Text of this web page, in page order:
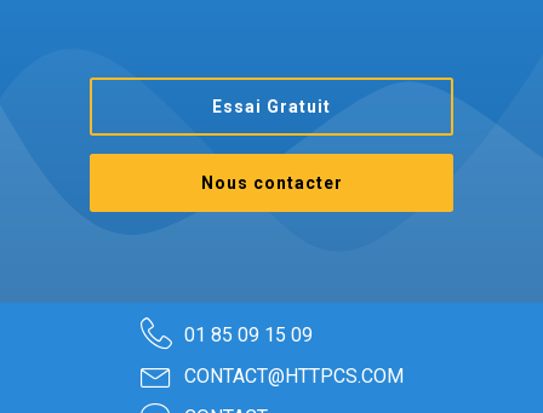
Essai Gratuit
Nous contacter
01 85 09 15 09
CONTACT@HTTPCS.COM